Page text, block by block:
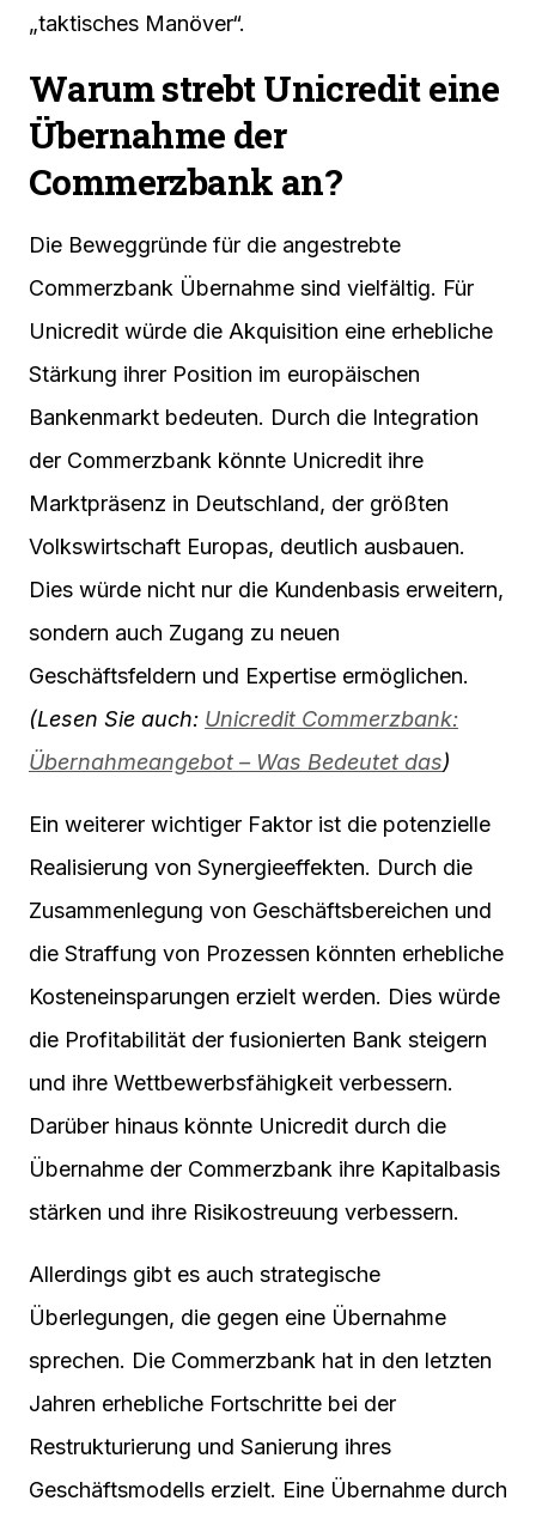
„taktisches Manöver“.
Warum strebt Unicredit eine
Übernahme der
Commerzbank an?
Die Beweggründe für die angestrebte
Commerzbank Übernahme sind vielfältig. Für
Unicredit würde die Akquisition eine erhebliche
Stärkung ihrer Position im europäischen
Bankenmarkt bedeuten. Durch die Integration
der Commerzbank könnte Unicredit ihre
Marktpräsenz in Deutschland, der größten
Volkswirtschaft Europas, deutlich ausbauen.
Dies würde nicht nur die Kundenbasis erweitern,
sondern auch Zugang zu neuen
Geschäftsfeldern und Expertise ermöglichen.
(Lesen Sie auch: Unicredit Commerzbank:
Übernahmeangebot – Was Bedeutet das)
Ein weiterer wichtiger Faktor ist die potenzielle
Realisierung von Synergieeffekten. Durch die
Zusammenlegung von Geschäftsbereichen und
die Straffung von Prozessen könnten erhebliche
Kosteneinsparungen erzielt werden. Dies würde
die Profitabilität der fusionierten Bank steigern
und ihre Wettbewerbsfähigkeit verbessern.
Darüber hinaus könnte Unicredit durch die
Übernahme der Commerzbank ihre Kapitalbasis
stärken und ihre Risikostreuung verbessern.
Allerdings gibt es auch strategische
Überlegungen, die gegen eine Übernahme
sprechen. Die Commerzbank hat in den letzten
Jahren erhebliche Fortschritte bei der
Restrukturierung und Sanierung ihres
Geschäftsmodells erzielt. Eine Übernahme durch